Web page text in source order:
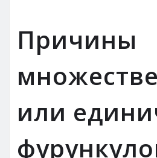
Причины
или